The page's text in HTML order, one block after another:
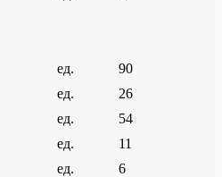
ед.
90
ед.
26
ед.
54
ед.
11
ед.
6